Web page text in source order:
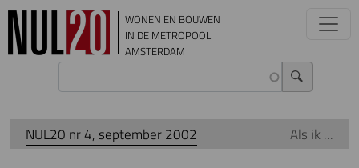
Overslaan en naar de inhoud gaan
WONEN EN BOUWEN
IN DE METROPOOL
AMSTERDAM
NUL20 nr 4, september 2002 Als ik ...